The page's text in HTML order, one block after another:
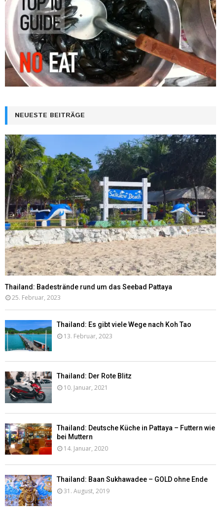
NEUESTE BEITRÄGE
Thailand: Badestrände rund um das Seebad Pattaya
25. Februar, 2023
Thailand: Es gibt viele Wege nach Koh Tao
13. Februar, 2023
Thailand: Der Rote Blitz
10. Januar, 2021
Thailand: Deutsche Küche in Pattaya – Futtern wie
bei Muttern
14. Januar, 2020
Thailand: Baan Sukhawadee – GOLD ohne Ende
31. August, 2019